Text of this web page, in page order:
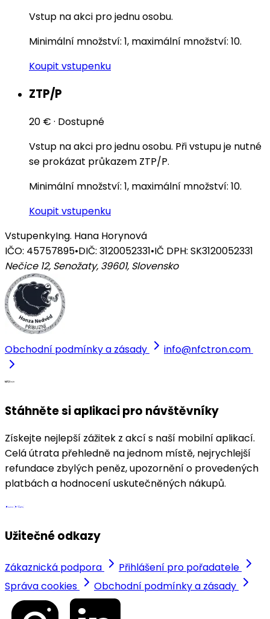
Vstup na akci pro jednu osobu.
Minimální množství: 1, maximální množství: 10.
Koupit vstupenku
ZTP/P
20 € · Dostupné
Vstup na akci pro jednu osobu. Při vstupu je nutné
se prokázat průkazem ZTP/P.
Minimální množství: 1, maximální množství: 10.
Koupit vstupenku
VstupenkyIng. Hana Horynová
IČO: 45757895•DIČ: 3120052331•IČ DPH: SK3120052331
Nečice 12, Senožaty, 39601, Slovensko
Obchodní podmínky a zásady info@nfctron.com
Stáhněte si aplikaci pro návštěvníky
Získejte nejlepší zážitek z akcí s naší mobilní aplikací.
Celá útrata přehledně na jednom místě, nejrychlejší
refundace zbylých peněz, upozornění o provedených
platbách a hodnocení uskutečněných nákupů.
Užitečné odkazy
Zákaznická podpora
Přihlášení pro pořadatele
Správa cookies
Obchodní podmínky a zásady